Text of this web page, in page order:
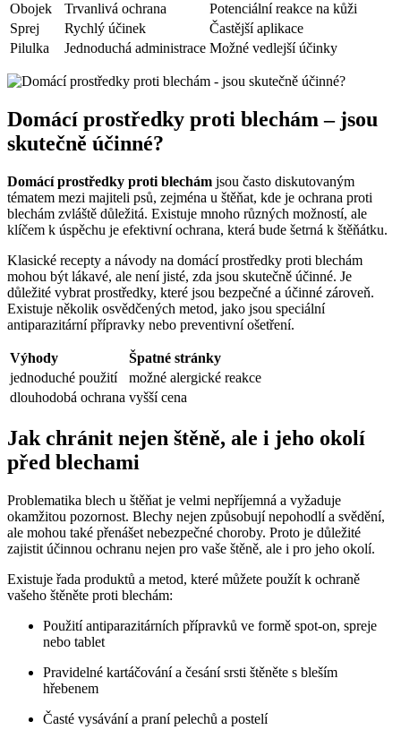
Obojek
Trvanlivá ochrana
Potenciální reakce na kůži
Sprej
Rychlý účinek
Častější aplikace
Pilulka
Jednoduchá administrace Možné vedlejší účinky
Domácí prostředky proti blechám – jsou
skutečně účinné?
Domácí prostředky proti blechám jsou často diskutovaným
tématem mezi majiteli psů, zejména u štěňat, kde je ochrana proti
blechám zvláště důležitá. Existuje mnoho různých možností, ale
klíčem k úspěchu je efektivní ochrana, která bude šetrná k štěňátku.
Klasické recepty a návody na domácí prostředky proti blechám
mohou být lákavé, ale není jisté, zda jsou skutečně účinné. Je
důležité vybrat prostředky, které jsou bezpečné a účinné zároveň.
Existuje několik osvědčených metod, jako jsou speciální
antiparazitární přípravky nebo preventivní ošetření.
Výhody
Špatné stránky
jednoduché použití
možné alergické reakce
dlouhodobá ochrana vyšší cena
Jak chránit nejen štěně, ale i jeho okolí
před blechami
Problematika blech u štěňat je velmi nepříjemná a vyžaduje
okamžitou pozornost. Blechy nejen způsobují nepohodlí a svědění,
ale mohou také přenášet nebezpečné choroby. Proto je důležité
zajistit účinnou ochranu nejen pro vaše štěně, ale i pro jeho okolí.
Existuje řada produktů a metod, které můžete použít k ochraně
vašeho štěněte proti blechám:
Použití antiparazitárních přípravků ve formě spot-on, spreje
nebo tablet
Pravidelné kartáčování a česání srsti štěněte s bleším
hřebenem
Časté vysávání a praní pelechů a postelí